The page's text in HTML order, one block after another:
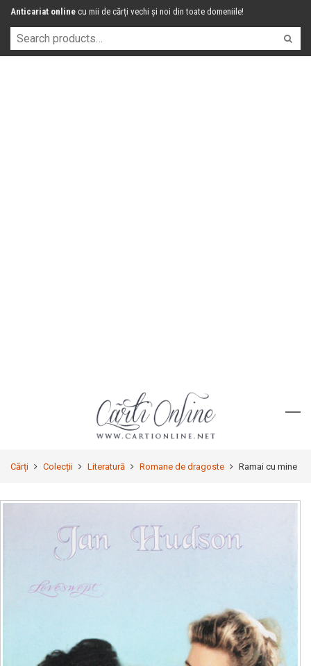
Anticariat online cu mii de cărți vechi și noi din toate domeniile!
Cărți Colecții Literatură Romane de dragoste Ramai cu mine